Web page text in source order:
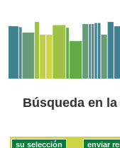
Búsqueda en